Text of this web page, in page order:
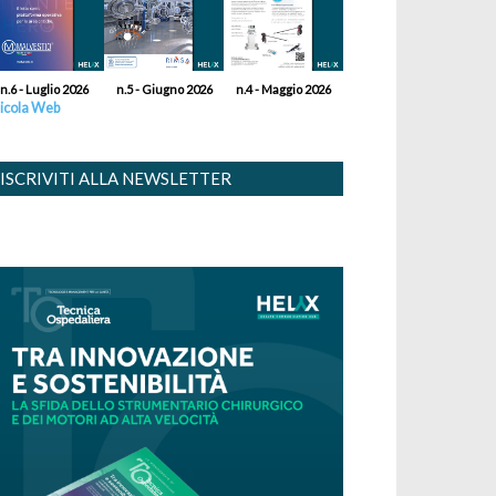
n.6 - Luglio 2026 n.5 - Giugno 2026 n.4 - Maggio 2026
Web
ISCRIVITI ALLA NEWSLETTER